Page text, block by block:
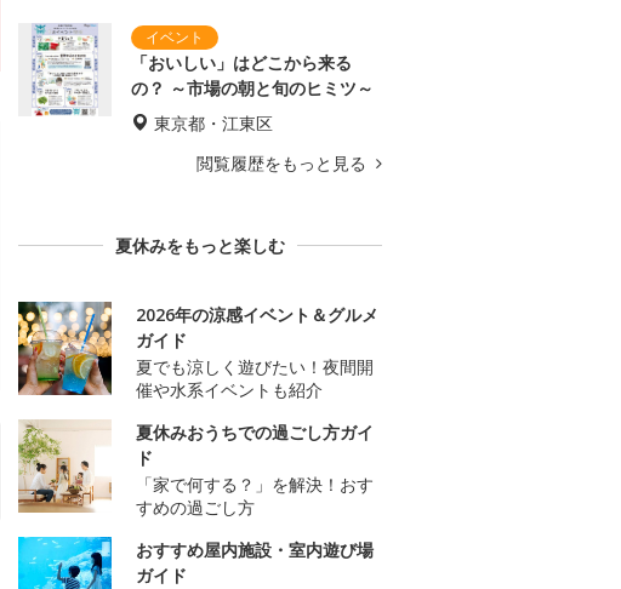
「おいしい」はどこから来る
の？ ～市場の朝と旬のヒミツ～
東京都・江東区
閲覧履歴をもっと見る
夏休みをもっと楽しむ
2026年の涼感イベント＆グルメ
ガイド
夏でも涼しく遊びたい！夜間開
催や水系イベントも紹介
夏休みおうちでの過ごし方ガイ
ド
「家で何する？」を解決！おす
すめの過ごし方
おすすめ屋内施設・室内遊び場
ガイド